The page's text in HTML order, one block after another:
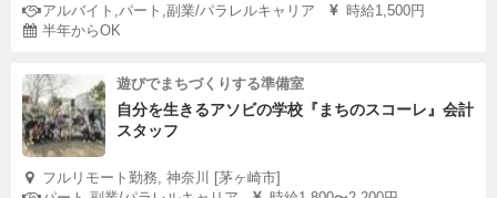
アルバイト,パート,副業/パラレルキャリア
時給1,500円
半年からOK
遊びでまちづくりする準備室
自分を生きるアソビの学校『まちのスコーレ』会計
スタッフ
フルリモート勤務, 神奈川 [茅ヶ崎市]